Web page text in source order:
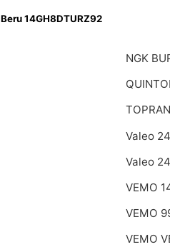
Beru 14GH8DTURZ92
NGK
Valeo
Valeo
VEMO
VEMO
VEMO